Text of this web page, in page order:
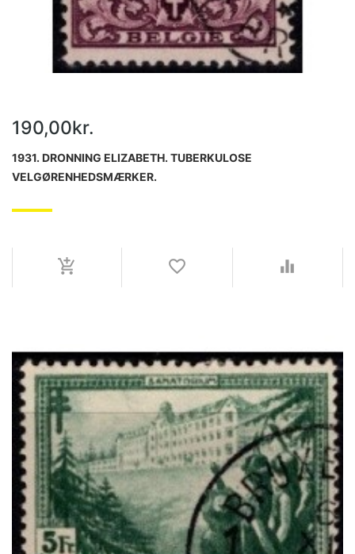
190,00kr.
1931. DRONNING ELIZABETH. TUBERKULOSE
VELGØRENHEDSMÆRKER.